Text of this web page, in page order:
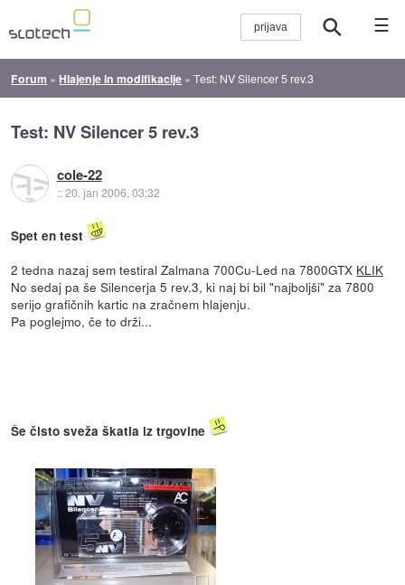
☰
Forum » Hlajenje in modifikacije »Test: NV Silencer 5 rev.3
Test: NV Silencer 5 rev.3
cole-22
::20. jan 2006, 03:32
Spet en test
2 tedna nazaj sem testiral Zalmana 700Cu-Led na 7800GTX KLIK
No sedaj pa še Silencerja 5 rev.3, ki naj bi bil "najboljši" za 7800
serijo grafičnih kartic na zračnem hlajenju.
Pa poglejmo, če to drži...
Še čisto sveža škatla iz trgovine